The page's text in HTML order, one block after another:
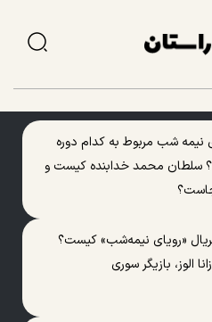
نیمه شب مربوط به کدام دوره
سلطان محمد خدابنده کیست و
«رویای نیمه‌شب» کیست؟
الوز، بازیگر سوری